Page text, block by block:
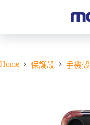
Home 保護殼 手機殼